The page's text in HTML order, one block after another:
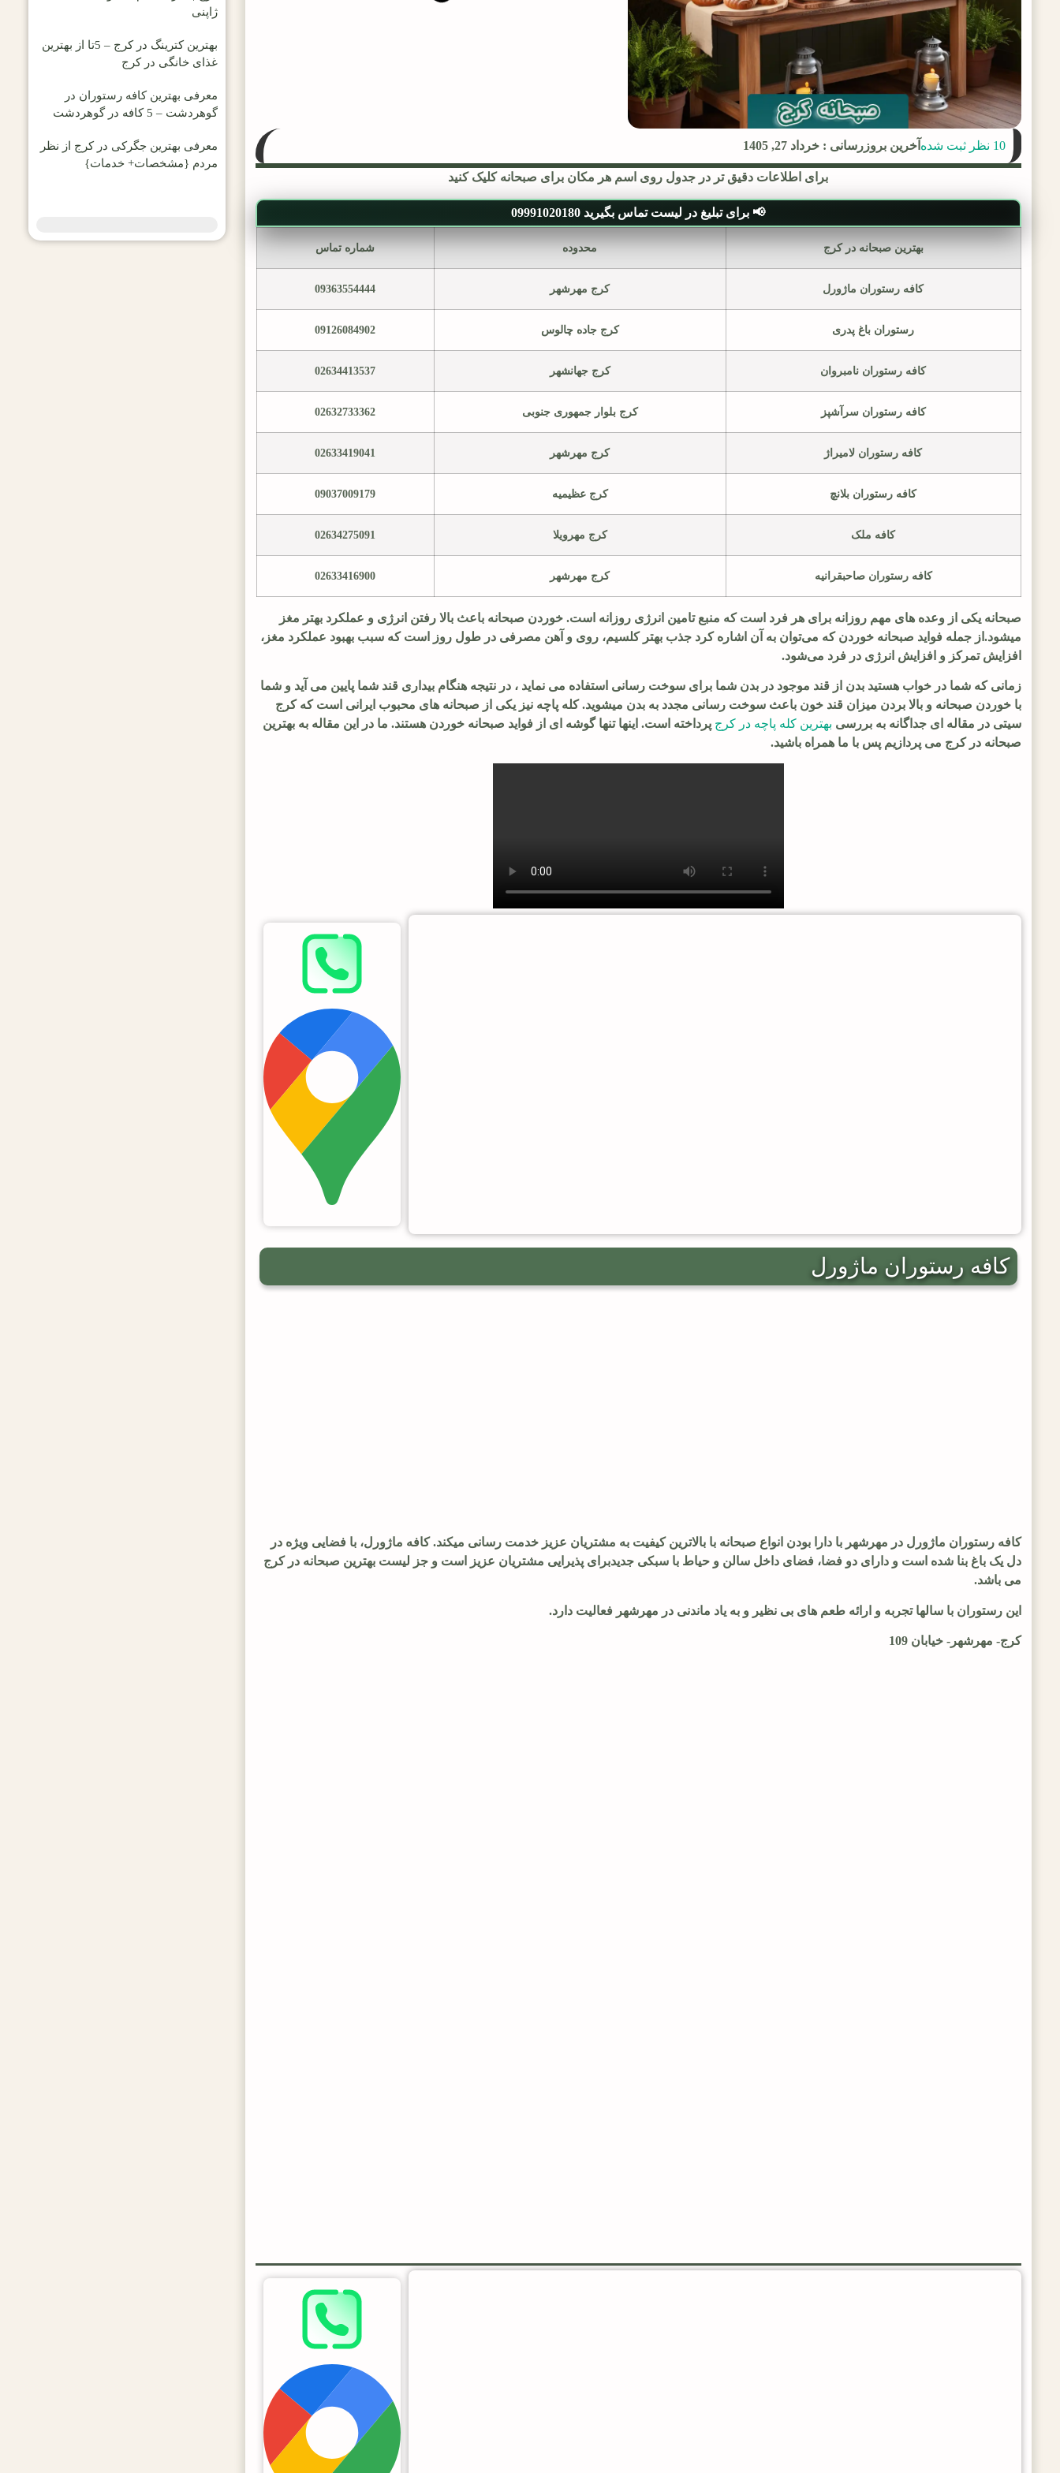
10 نظر ثبت شده آخرین بروزرسانی : خرداد 27, 1405
برای اطلاعات دقیق تر در جدول روی اسم هر مکان برای صبحانه کلیک کنید
📢 برای تبلیغ در لیست تماس بگیرید 09991020180
بهترین صبحانه در کرج محدوده شماره تماس
کافه رستوران ماژورل کرج مهرشهر 09363554444
رستوران باغ پدری کرج جاده چالوس 09126084902
کافه رستوران نامبروان کرج جهانشهر 02634413537
کافه رستوران سرآشپز کرج بلوار جمهوری جنوبی 02632733362
کافه رستوران لامیراژ کرج مهرشهر 02633419041
کافه رستوران بلانچ کرج عظیمیه 09037009179
کافه ملک کرج مهرویلا 02634275091
کافه رستوران صاحبقرانیه کرج مهرشهر 02633416900
صبحانه یکی از وعده های مهم روزانه برای هر فرد است که منبع تامین انرژی روزانه است. خوردن صبحانه باعث بالا رفتن انرژی و عملکرد بهتر مغز
میشود.از جمله فواید صبحانه خوردن که می‌توان به آن اشاره کرد جذب بهتر کلسیم، روی و آهن مصرفی در طول روز است که سبب بهبود عملکرد مغز،
افزایش تمرکز و افزایش انرژی در فرد می‌شود.
زمانی که شما در خواب هستید بدن از قند موجود در بدن شما برای سوخت رسانی استفاده می نماید ، در نتیجه هنگام بیداری قند شما پایین می آید و شما
با خوردن صبحانه و بالا بردن میزان قند خون باعث سوخت رسانی مجدد به بدن میشوید. کله پاچه نیز یکی از صبحانه های محبوب ایرانی است که کرج
سیتی در مقاله ای جداگانه به بررسی بهترین کله پاچه در کرج پرداخته است. اینها تنها گوشه ای از فواید صبحانه خوردن هستند. ما در این مقاله به بهترین
صبحانه در کرج می پردازیم پس با ما همراه باشید.
کافه رستوران ماژورل
کافه رستوران ماژورل در مهرشهر با دارا بودن انواع صبحانه با بالاترین کیفیت به مشتریان عزیز خدمت رسانی میکند. کافه ماژورل، با فضایی ویژه در
دل یک باغ بنا شده است و دارای دو فضا، فضای داخل سالن و حیاط با سبکی جدیدبرای پذیرایی مشتریان عزیز است و جز لیست بهترین صبحانه در کرج
می باشد.
این رستوران با سالها تجربه و ارائه طعم های بی نظیر و به یاد ماندنی در مهرشهر فعالیت دارد.
کرج- مهرشهر- خیابان 109
ژاپنی
بهترین کترینگ در کرج – 5تا از بهترین
غذای خانگی در کرج
معرفی بهترین کافه رستوران در
گوهردشت – 5 کافه در گوهردشت
معرفی بهترین جگرکی در کرج از نظر
مردم {مشخصات+ خدمات}